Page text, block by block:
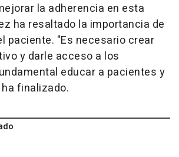
la adherencia en esta
ha resaltado la importancia de
paciente. "Es necesario crear
y darle acceso a los
educar a pacientes y
finalizado.